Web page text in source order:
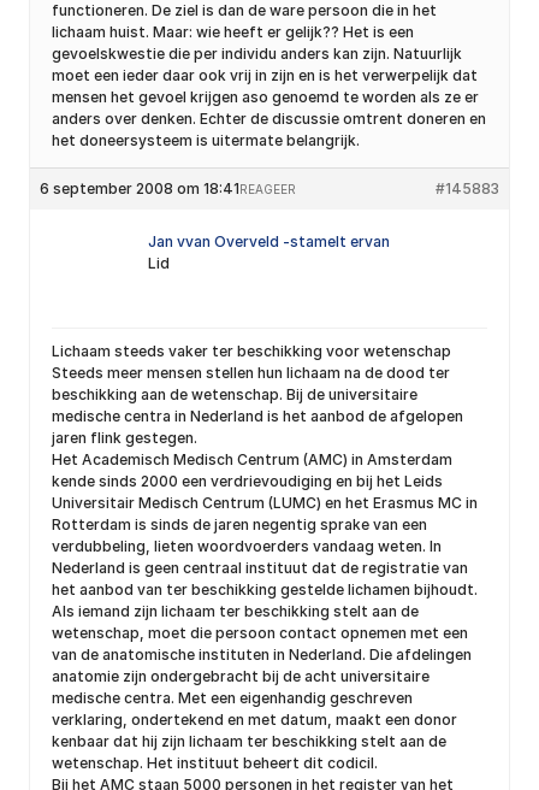
functioneren. De ziel is dan de ware persoon die in het
lichaam huist. Maar: wie heeft er gelijk?? Het is een
gevoelskwestie die per individu anders kan zijn. Natuurlijk
moet een ieder daar ook vrij in zijn en is het verwerpelijk dat
mensen het gevoel krijgen aso genoemd te worden als ze er
anders over denken. Echter de discussie omtrent doneren en
het doneersysteem is uitermate belangrijk.
6 september 2008 om 18:41 #145883
REAGEER
Jan vvan Overveld -stamelt ervan
Lid
Lichaam steeds vaker ter beschikking voor wetenschap
Steeds meer mensen stellen hun lichaam na de dood ter
beschikking aan de wetenschap. Bij de universitaire
medische centra in Nederland is het aanbod de afgelopen
jaren flink gestegen.
Het Academisch Medisch Centrum (AMC) in Amsterdam
kende sinds 2000 een verdrievoudiging en bij het Leids
Universitair Medisch Centrum (LUMC) en het Erasmus MC in
Rotterdam is sinds de jaren negentig sprake van een
verdubbeling, lieten woordvoerders vandaag weten. In
Nederland is geen centraal instituut dat de registratie van
het aanbod van ter beschikking gestelde lichamen bijhoudt.
Als iemand zijn lichaam ter beschikking stelt aan de
wetenschap, moet die persoon contact opnemen met een
van de anatomische instituten in Nederland. Die afdelingen
anatomie zijn ondergebracht bij de acht universitaire
medische centra. Met een eigenhandig geschreven
verklaring, ondertekend en met datum, maakt een donor
kenbaar dat hij zijn lichaam ter beschikking stelt aan de
wetenschap. Het instituut beheert dit codicil.
Bij het AMC staan 5000 personen in het register van het